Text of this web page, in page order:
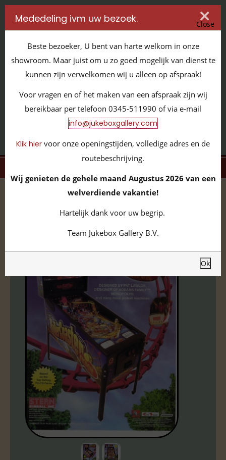
IT'S ALL ABOUT JUKEBOXES
GILDENSTRAAT 32 / 4143 HS LEERDAM / TEL:
0345 - 511990
INFO@JUKEBOXGALLERY.COM
volledige collectie / flipperkasten
Mededeling ivm uw bezoek. Close
Beste bezoeker, U bent van harte welkom in onze
showroom. Maar juist om u zo goed mogelijk van dienst te
kunnen zijn verwelkomen wij u alleen op afspraak!
Voor vragen en of het maken van een afspraak zijn wij
bereikbaar per telefoon 0345-511990 of via e-mail
info@jukeboxgallery.com
Klik hier voor onze openingstijden, volledige adres en de
routebeschrijving.
Wij genieten de gehele maand Augustus 2026 van een
welverdiende vakantie!
Hartelijk dank voor uw begrip.
Team Jukebox Gallery B.V.
Ok